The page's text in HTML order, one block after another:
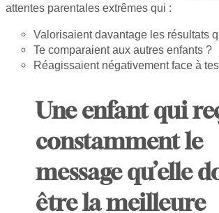
attentes parentales extrêmes qui :
Valorisaient davantage les résultats
Te comparaient aux autres enfants ?
Réagissaient négativement face à
Une enfant qui
constamment le
message qu’elle
être la meilleure